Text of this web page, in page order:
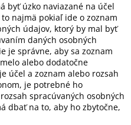
byť úzko naviazané na účel
najmä pokiaľ ide o zoznam
údajov, ktorý by mal byť
daných osobných
je správne, aby sa zoznam
alebo dodatočne
účel a zoznam alebo rozsah
je potrebné ho
spracúvaných osobných
dbať na to, aby ho zbytočne,